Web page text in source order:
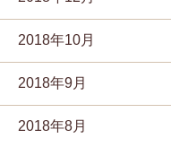
2018年10月
2018年9月
2018年8月